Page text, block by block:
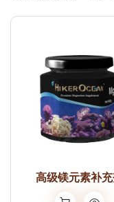
高级镁元素补充